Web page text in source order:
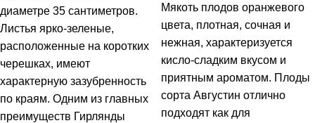
диаметре 35 сантиметров.
Листья ярко-зеленые,
расположенные на коротких
черешках, имеют
характерную зазубренность
по краям. Одним из главных
преимуществ Гирлянды
Мякоть плодов оранжевого
цвета, плотная, сочная и
нежная, характеризуется
кисло-сладким вкусом и
приятным ароматом. Плоды
сорта Августин отлично
подходят как для